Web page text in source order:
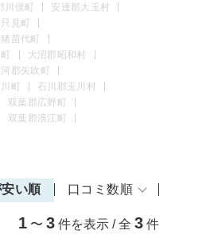
川俣町
安達郡大玉村
見町
苗代町
大沼郡昭和村
郡矢吹町
町
石川郡玉川村
双葉郡広野町
双葉郡浪江町
い順 口コミ数順
1 〜 3 件を表示 / 全 3 件